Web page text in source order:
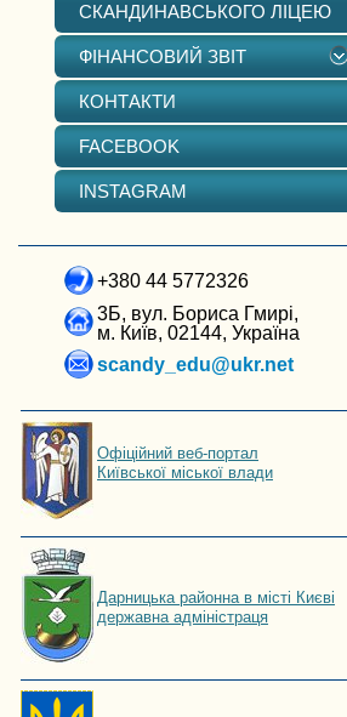
СКАНДИНАВСЬКОГО ЛІЦЕЮ
ФІНАНСОВИЙ ЗВІТ
КОНТАКТИ
FACEBOOK
INSTAGRAM
+380 44 5772326
3Б, вул. Бориса Гмирі,
м. Київ, 02144, Україна
scandy_edu@ukr.net
Офіційний веб-портал
Київської міської влади
Дарницька районна в місті Києві
державна адміністраця